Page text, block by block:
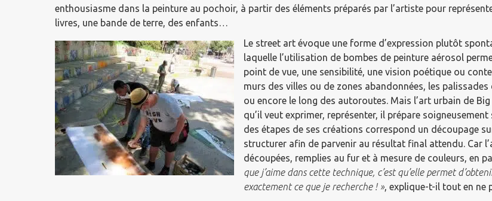
enthousiasme dans la peinture au pochoir, à partir des éléments préparés par l’artiste pour
livres, une bande de terre, des enfants…
Le street art évoque une forme d’expression plutôt
laquelle l’utilisation de bombes de peinture aérosol
point de vue, une sensibilité, une vision poétique ou
murs des villes ou de zones abandonnées, les palissades
ou encore le long des autoroutes. Mais l’art urbain de
qu’il veut exprimer, représenter, il prépare
des étapes de ses créations correspond un découpage
structurer afin de parvenir au résultat final attendu. Car
découpées, remplies au fur et à mesure de couleurs, en
que j’aime dans cette technique, c’est qu’elle permet
exactement ce que je recherche ! », explique-t-il tout en ne